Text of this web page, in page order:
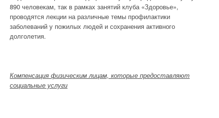
890 человекам, так в рамках занятий клуба «Здоровье»,
проводятся лекции на различные темы профилактики
заболеваний у пожилых людей и сохранения активного
долголетия.
Компенсация физическим лицам, которые предоставляют
социальные услуги